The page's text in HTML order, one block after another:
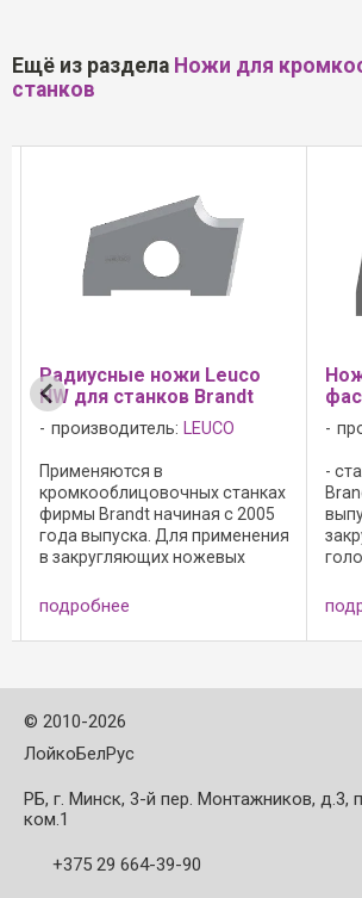
Ещё из раздела Ножи для
станков
Радиусные ножи Leuco
HW для станков Brandt
производитель: LEUCO
Применяются в
кромкооблицовочных станках
фирмы Brandt начиная с 2005
года выпуска. Для применения
в закругляющих ножевых
для ДСП. Режущий материал -
твердый сплав - HL Board 06
для древесно-стружечных
подробнее
-
HW;
© 2010-2026
ЛойкоБелРус
РБ, г. Минск, 3-й пер. Монтажников, д.3,
ком.1
+375 29 664-39-90